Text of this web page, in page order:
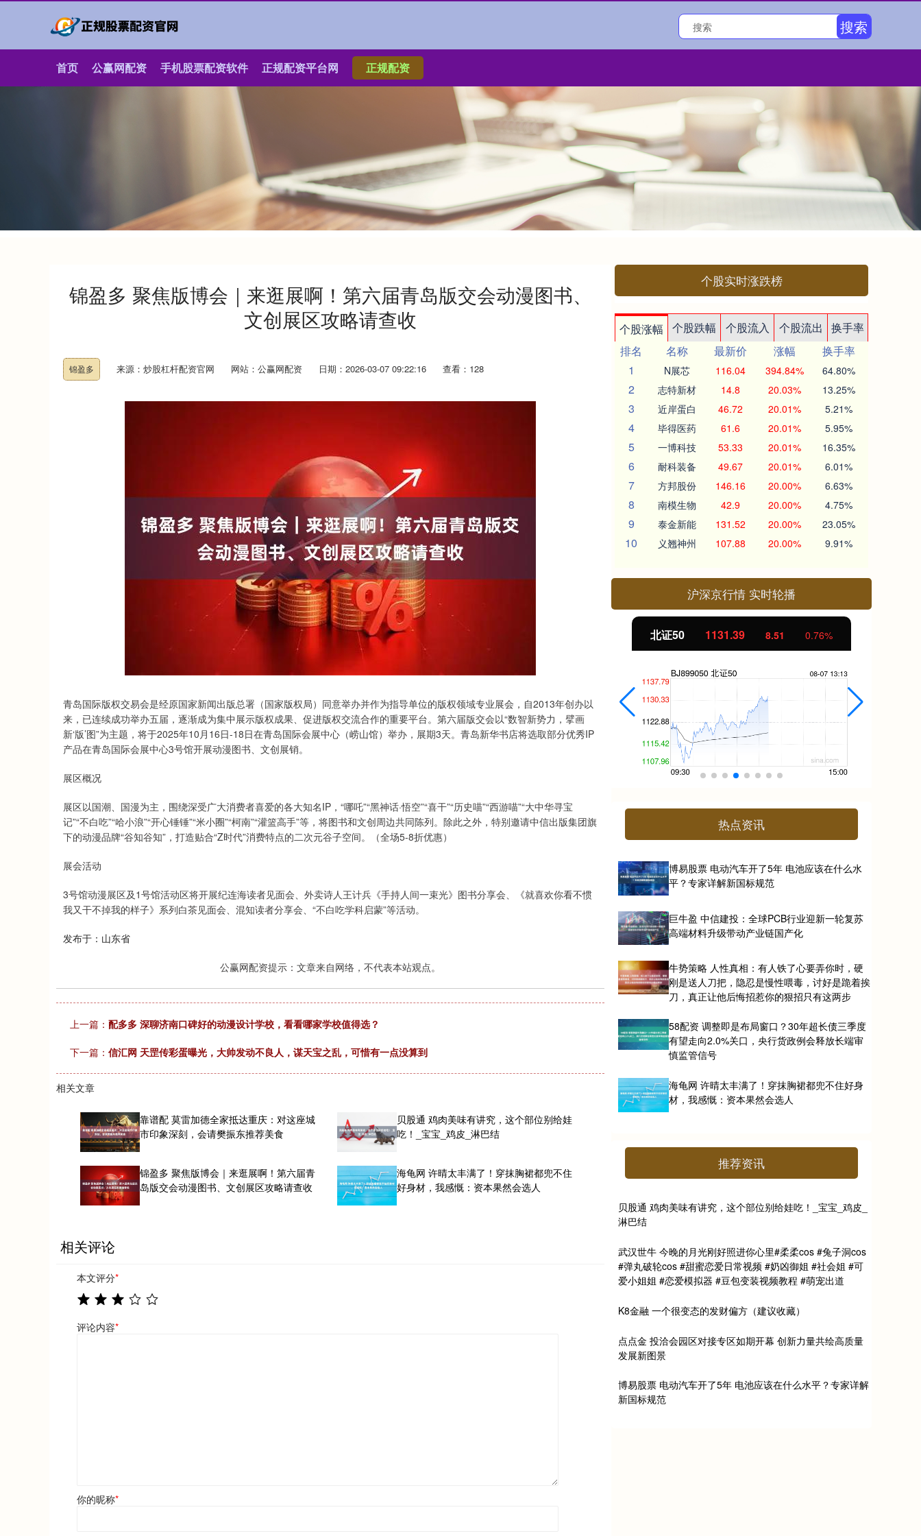
搜索
首页 公赢网配资 手机股票配资软件 正规配资平台网 正规配资
锦盈多 聚焦版博会｜来逛展啊！第六届青岛版交会动漫图书、
文创展区攻略请查收
锦盈多 来源：炒股杠杆配资官网 网站：公赢网配资 日期：2026-03-07 09:22:16 查看：128
青岛国际版权交易会是经原国家新闻出版总署（国家版权局）同意举办并作为指导单位的版权领域专业展会，自2013年创办以
来，已连续成功举办五届，逐渐成为集中展示版权成果、促进版权交流合作的重要平台。第六届版交会以“数智新势力，擘画
新‘版’图”为主题，将于2025年10月16日-18日在青岛国际会展中心（崂山馆）举办，展期3天。青岛新华书店将选取部分优秀IP
产品在青岛国际会展中心3号馆开展动漫图书、文创展销。
展区概况
展区以国潮、国漫为主，围绕深受广大消费者喜爱的各大知名IP，“哪吒”“黑神话·悟空”“喜干”“历史喵”“西游喵”“大中华寻宝
记”“不白吃”“哈小浪”“开心锤锤”“米小圈”“柯南”“灌篮高手”等，将图书和文创周边共同陈列。除此之外，特别邀请中信出版集团旗
下的动漫品牌“谷知谷知”，打造贴合“Z时代”消费特点的二次元谷子空间。（全场5-8折优惠）
展会活动
3号馆动漫展区及1号馆活动区将开展纪连海读者见面会、外卖诗人王计兵《手持人间一束光》图书分享会、《就喜欢你看不惯
我又干不掉我的样子》系列白茶见面会、混知读者分享会、“不白吃学科启蒙”等活动。
发布于：山东省
公赢网配资提示：文章来自网络，不代表本站观点。
上一篇： 配多多 深聊济南口碑好的动漫设计学校，看看哪家学校值得选？
下一篇： 信汇网 天罡传彩蛋曝光，大帅发动不良人，谋天宝之乱，可惜有一点没算到
相关文章
靠谱配 莫雷加德全家抵达重庆：对这座城
市印象深刻，会请樊振东推荐美食
贝股通 鸡肉美味有讲究，这个部位别给娃
吃！_宝宝_鸡皮_淋巴结
锦盈多 聚焦版博会｜来逛展啊！第六届青
岛版交会动漫图书、文创展区攻略请查收
海龟网 许晴太丰满了！穿抹胸裙都兜不住
好身材，我感慨：资本果然会选人
相关评论
本文评分*
评论内容*
你的昵称*
个股实时涨跌榜
个股涨幅 个股跌幅 个股流入 个股流出
换手率
排名
名称 最新价 涨幅
换手率
1
N展芯 116.04 394.84% 64.80%
2 志特新材 14.8 20.03% 13.25%
3 近岸蛋白 46.72 20.01% 5.21%
4 毕得医药 61.6 20.01% 5.95%
5 一博科技 53.33 20.01% 16.35%
6 耐科装备 49.67 20.01% 6.01%
7 方邦股份 146.16 20.00% 6.63%
8 南模生物 42.9 20.00% 4.75%
9 泰金新能 131.52 20.00% 23.05%
10 义翘神州 107.88 20.00% 9.91%
沪深京行情 实时轮播
14329.29 219.17 1.55% 沪深300 4692.89 北证50 1131.37 8.50 0.76%
热点资讯
博易股票 电动汽车开了5年 电池应该在什么水
平？专家详解新国标规范
巨牛盈 中信建投：全球PCB行业迎新一轮复苏
高端材料升级带动产业链国产化
牛势策略 人性真相：有人铁了心要弄你时，硬
刚是送人刀把，隐忍是慢性喂毒，讨好是跪着挨
刀，真正让他后悔招惹你的狠招只有这两步
58配资 调整即是布局窗口？30年超长债三季度
有望走向2.0%关口，央行货政例会释放长端审
慎监管信号
海龟网 许晴太丰满了！穿抹胸裙都兜不住好身
材，我感慨：资本果然会选人
推荐资讯
贝股通 鸡肉美味有讲究，这个部位别给娃吃！_宝宝_鸡皮_
淋巴结
武汉世牛 今晚的月光刚好照进你心里#柔柔cos #兔子洞cos
#弹丸破轮cos #甜蜜恋爱日常视频 #奶凶御姐 #社会姐 #可
爱小姐姐 #恋爱模拟器 #豆包变装视频教程 #萌宠出道
K8金融 一个很变态的发财偏方（建议收藏）
点点金 投洽会园区对接专区如期开幕 创新力量共绘高质量
发展新图景
博易股票 电动汽车开了5年 电池应该在什么水平？专家详解
新国标规范